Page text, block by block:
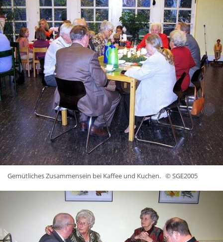
Gemütliches Zusammensein bei Kaffee und Kuchen. © SGE2005